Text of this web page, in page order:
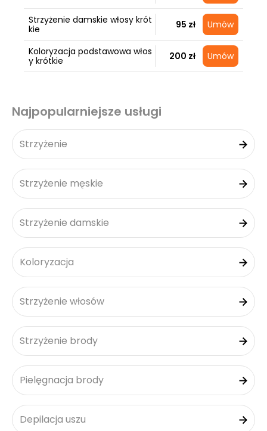
Strzyżenie damskie włosy krót
kie
95 zł Umów
Koloryzacja podstawowa włos
y krótkie
200 zł Umów
Najpopularniejsze usługi
Strzyżenie
Strzyżenie męskie
Strzyżenie damskie
Koloryzacja
Strzyżenie włosów
Strzyżenie brody
Pielęgnacja brody
Depilacja uszu